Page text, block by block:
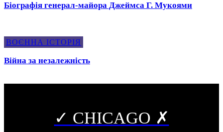
Біографія генерал-майора Джеймса Г. Мукоями
ВОЄННА ІСТОРІЯ
Війна за незалежність
✓ CHICAGO ✗